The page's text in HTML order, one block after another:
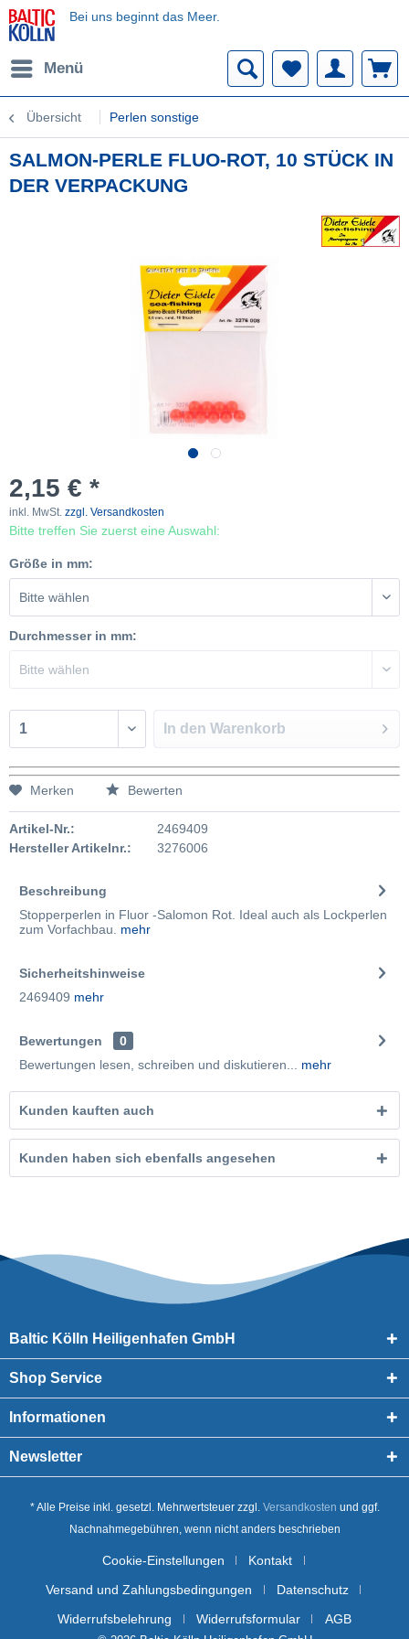
Bei uns beginnt das Meer.
Menü
Übersicht Perlen sonstige
SALMON-PERLE FLUO-ROT, 10 STÜCK IN
DER VERPACKUNG
2,15 € *
inkl. MwSt. zzgl. Versandkosten
Bitte treffen Sie zuerst eine Auswahl:
Größe in mm:
Durchmesser in mm:
In den Warenkorb
Merken Bewerten
Artikel-Nr.:
2469409
Hersteller Artikelnr.:
3276006
Beschreibung
Stopperperlen in Fluor -Salomon Rot. Ideal auch als Lockperlen
zum Vorfachbau. mehr
Sicherheitshinweise
2469409 mehr
Bewertungen
0
Bewertungen lesen, schreiben und diskutieren...
mehr
Kunden kauften auch
Kunden haben sich ebenfalls angesehen
Baltic Kölln Heiligenhafen GmbH
Shop Service
Informationen
Newsletter
* Alle Preise inkl. gesetzl. Mehrwertsteuer zzgl. Versandkosten und ggf.
Nachnahmegebühren, wenn nicht anders beschrieben
Cookie-Einstellungen
Kontakt
Versand und Zahlungsbedingungen
Datenschutz
Widerrufsbelehrung
Widerrufsformular AGB